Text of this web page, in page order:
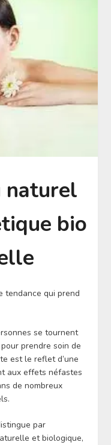
naturel
bio
tendance qui prend
se tournent
prendre soin de
est le reflet d’une
aux effets néfastes
de nombreux
par
et biologique,